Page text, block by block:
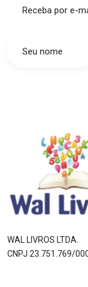
Receba por e-
WAL LIVROS LTDA.
CNPJ 23.751.769/